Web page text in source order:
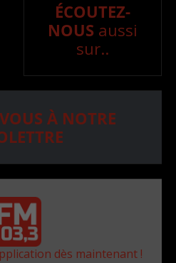
ÉCOUTEZ-
NOUS aussi
sur..
À NOTRE
dès maintenant !